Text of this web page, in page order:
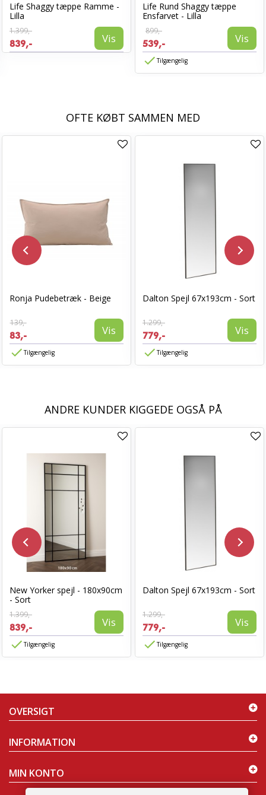
Life Shaggy tæppe Ramme -
Lilla
1.399,-
839,- Vis
Life Rund Shaggy tæppe
Ensfarvet - Lilla
899,-
539,- Vis
Tilgængelig
OFTE KØBT SAMMEN MED
Ronja Pudebetræk - Beige
139,-
83,- Vis
Tilgængelig
Dalton Spejl 67x193cm - Sort
1.299,-
779,- Vis
Tilgængelig
ANDRE KUNDER KIGGEDE OGSÅ PÅ
New Yorker spejl - 180x90cm
- Sort
1.399,-
839,- Vis
Tilgængelig
Dalton Spejl 67x193cm - Sort
1.299,-
779,- Vis
Tilgængelig
OVERSIGT
INFORMATION
MIN KONTO